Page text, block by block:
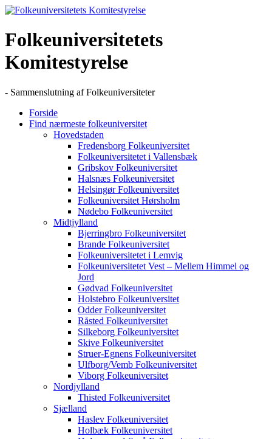
Skip
content
Folkeuniversitetets
Komitestyrelse
- Sammenslutning af Folkeuniversiteter
Forside
Find nærmeste folkeuniversitet
Hovedstaden
Fredensborg Folkeuniversitet
Folkeuniversitetet i Vallensbæk
Gribskov Folkeuniversitet
Halsnæs Folkeuniversitet
Helsingør Folkeuniversitet
Folkeuniversitet Hørsholm
Nødebo Folkeuniversitet
Midtjylland
Bjerringbro Folkeuniversitet
Brande Folkeuniversitet
Folkeuniversitetet i Lemvig
Folkeuniversitetet Vest – Mellem Himmel og
Jord
Gødvad Folkeuniversitet
Holstebro Folkeuniversitet
Odder Folkeuniversitet
Råsted Folkeuniversitet
Silkeborg Folkeuniversitet
Skive Folkeuniversitet
Struer-Egnens Folkeuniversitet
Ulfborg/Vemb Folkeuniversitet
Viborg Folkeuniversitet
Nordjylland
Thisted Folkeuniversitet
Sjælland
Haslev Folkeuniversitet
Holbæk Folkeuniversitet